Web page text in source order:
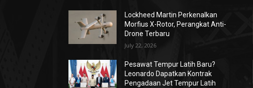
Lockheed Martin Perkenalkan
Morfius X-Rotor, Perangkat Anti-
Drone Terbaru
July 22, 2026
Pesawat Tempur Latih Baru?
Leonardo Dapatkan Kontrak
Pengadaan Jet Tempur Latih